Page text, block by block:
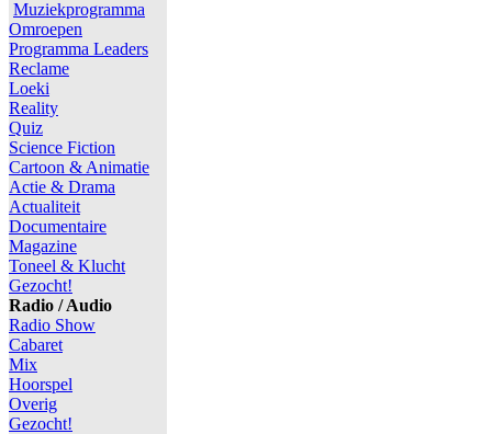
Muziekprogramma
Omroepen
Programma Leaders
Reclame
Loeki
Reality
Quiz
Science Fiction
Cartoon & Animatie
Actie & Drama
Actualiteit
Documentaire
Magazine
Toneel & Klucht
Gezocht!
Radio / Audio
Radio Show
Cabaret
Mix
Hoorspel
Overig
Gezocht!